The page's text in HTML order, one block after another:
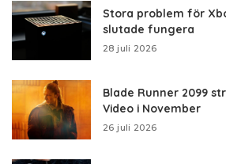
Stora problem för
slutade fungera
28 juli 2026
Blade Runner 2099
Video i November
26 juli 2026